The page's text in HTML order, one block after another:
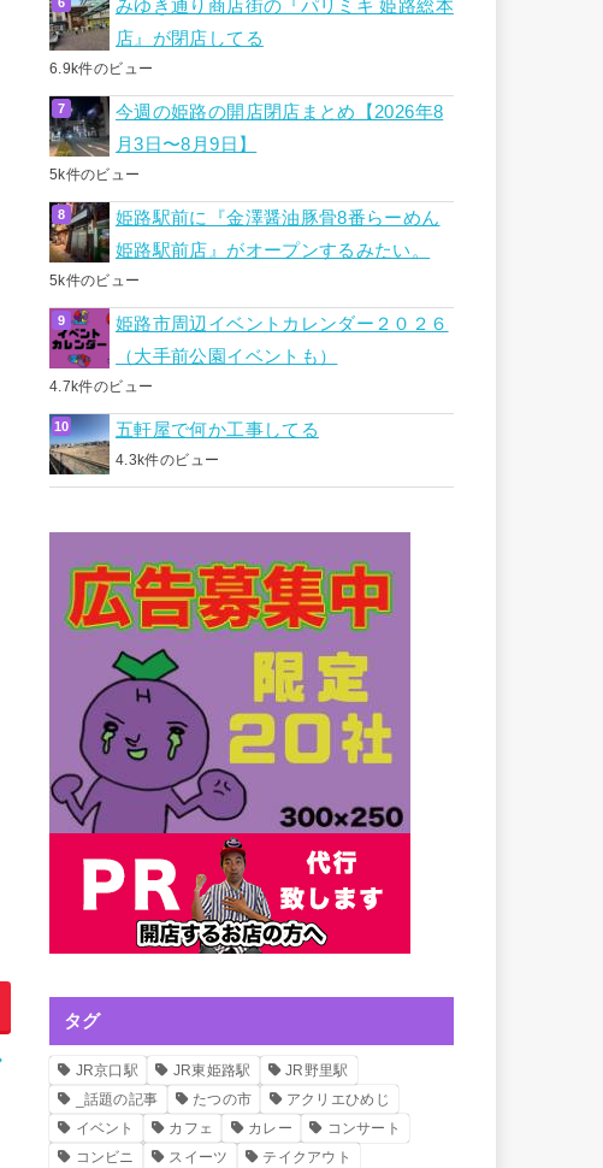
みゆき通り商店街の『パリミキ 姫路総本
店』が閉店してる
6.9k件のビュー
今週の姫路の開店閉店まとめ【2026年8
月3日〜8月9日】
5k件のビュー
姫路駅前に『金澤醤油豚骨8番らーめん
姫路駅前店』がオープンするみたい。
5k件のビュー
姫路市周辺イベントカレンダー２０２６
（大手前公園イベントも）
4.7k件のビュー
五軒屋で何か工事してる
4.3k件のビュー
タグ
JR京口駅 JR東姫路駅
JR野里駅
_話題の記事
たつの市
アクリエひめじ
イベント
カフェ カレー
コンサート
コンビニ
スイーツ テイクアウト